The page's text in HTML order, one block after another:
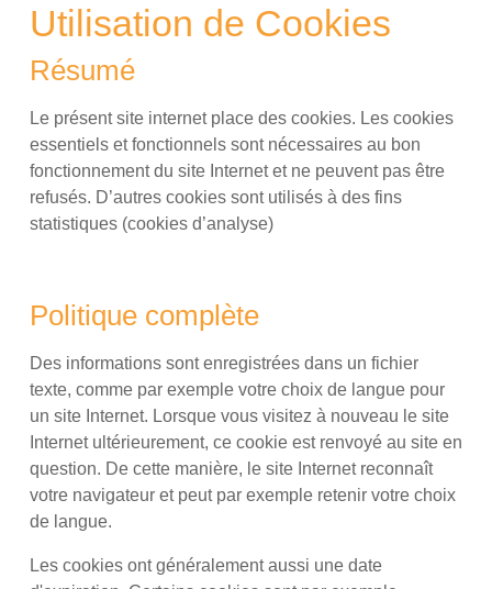
Utilisation de Cookies
Résumé
Le présent site internet place des cookies. Les cookies
essentiels et fonctionnels sont nécessaires au bon
fonctionnement du site Internet et ne peuvent pas être
refusés. D’autres cookies sont utilisés à des fins
statistiques (cookies d’analyse)
Politique complète
Des informations sont enregistrées dans un fichier
texte, comme par exemple votre choix de langue pour
un site Internet. Lorsque vous visitez à nouveau le site
Internet ultérieurement, ce cookie est renvoyé au site en
question. De cette manière, le site Internet reconnaît
votre navigateur et peut par exemple retenir votre choix
de langue.
Les cookies ont généralement aussi une date